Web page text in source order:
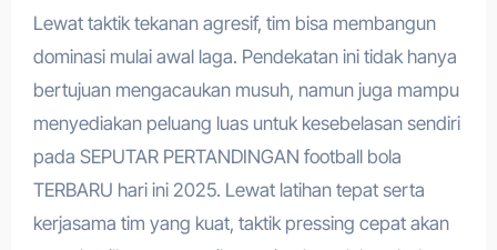
Lewat taktik tekanan agresif, tim bisa membangun
dominasi mulai awal laga. Pendekatan ini tidak hanya
bertujuan mengacaukan musuh, namun juga mampu
menyediakan peluang luas untuk kesebelasan sendiri
pada SEPUTAR PERTANDINGAN football bola
TERBARU hari ini 2025. Lewat latihan tepat serta
kerjasama tim yang kuat, taktik pressing cepat akan